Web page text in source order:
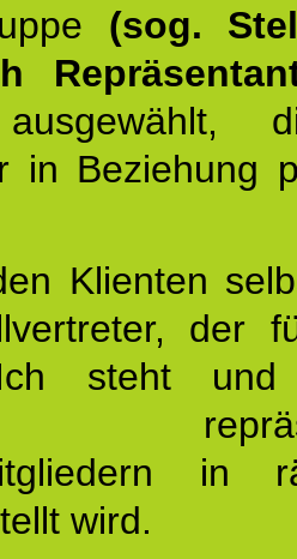
(sog.
in Beziehung
Klienten
der
steht
in
wird.